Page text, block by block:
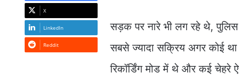
सड़क पर नारे भी लग रहे थे,
सबसे ज्यादा सक्रिय अगर कोई
रिकॉर्डिंग मोड में थे और कई चेहरे
X
LinkedIn
Reddit